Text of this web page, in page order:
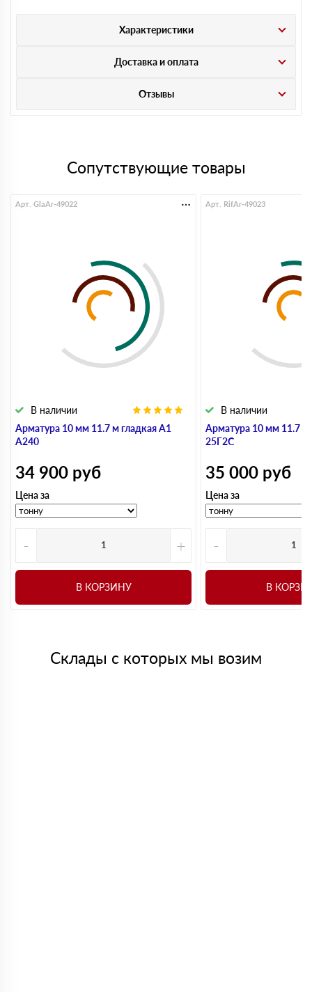
Характеристики
Доставка и оплата
Отзывы
Сопутствующие товары
Арматура 10 мм 11.7 м гладкая А1
А240
В наличии
Арт. GlaAr-49022
34 900 руб
Цена за
- +
В КОРЗИНУ
Арматура 10 мм 11.7 м
25Г2С
В наличии
Арт. RifAr-49023
35 000 руб
Цена за
-
В
Склады с которых мы возим